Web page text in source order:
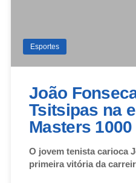
Esportes
João
Tsitsipas na
Masters
O jovem tenista carioca
primeira vitória da